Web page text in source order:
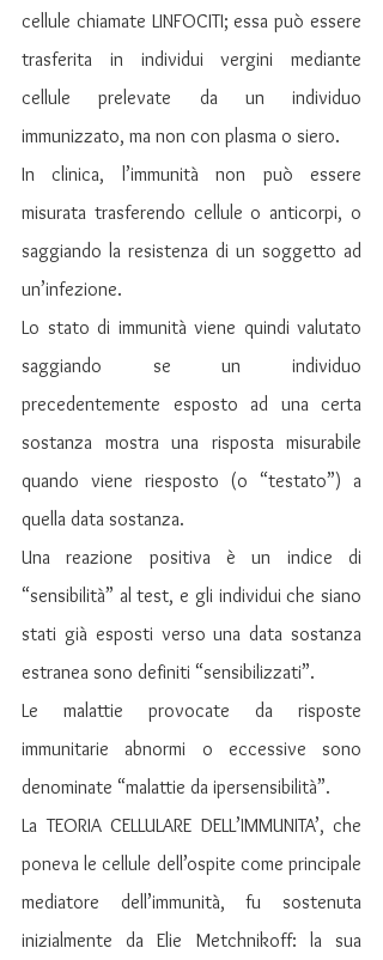
cellule chiamate LINFOCITI; essa può essere
trasferita in individui vergini mediante
cellule prelevate da un individuo
immunizzato, ma non con plasma o siero.
In clinica, l’immunità non può essere
misurata trasferendo cellule o anticorpi, o
saggiando la resistenza di un soggetto ad
un’infezione.
Lo stato di immunità viene quindi valutato
saggiando se un individuo
precedentemente esposto ad una certa
sostanza mostra una risposta misurabile
quando viene riesposto (o “testato”) a
quella data sostanza.
Una reazione positiva è un indice di
“sensibilità” al test, e gli individui che siano
stati già esposti verso una data sostanza
estranea sono definiti “sensibilizzati”.
Le malattie provocate da risposte
immunitarie abnormi o eccessive sono
denominate “malattie da ipersensibilità”.
La TEORIA CELLULARE DELL’IMMUNITA’, che
poneva le cellule dell’ospite come principale
mediatore dell’immunità, fu sostenuta
inizialmente da Elie Metchnikoff: la sua